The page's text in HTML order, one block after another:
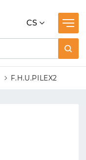
CS
F.H.U.PILEX2